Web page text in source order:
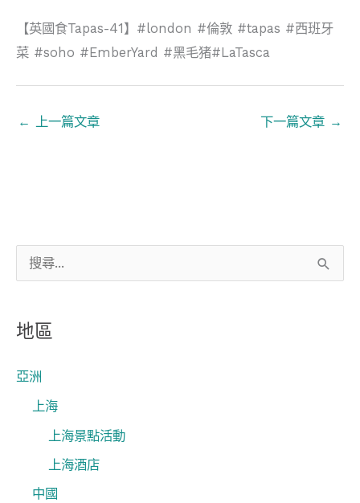
關
字
地區
亞洲
上海
上海景點活動
上海酒店
中國
【英國食Tapas-41】#london #倫敦 #tapas #西班牙
菜 #soho #EmberYard #黑毛猪#LaTasca
← 上一篇文章 下一篇文章 →